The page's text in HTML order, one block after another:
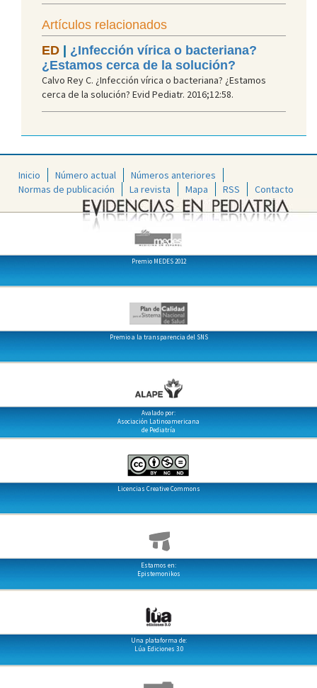
Artículos relacionados
ED | ¿Infección vírica o bacteriana?
¿Estamos cerca de la solución?
Calvo Rey C. ¿Infección vírica o bacteriana? ¿Estamos
cerca de la solución? Evid Pediatr. 2016;12:58.
Inicio Número actual
Números anteriores
Normas de publicación
La revista Mapa RSS Contacto
Premio MEDES 2012
Premio a la transparencia del SNS
Avalado por:
Asociación Latinoamericana
de Pediatría
Licencias Creative Commons
Estamos en:
Epistemonikos
Una plataforma de:
Lúa Ediciones 3.0